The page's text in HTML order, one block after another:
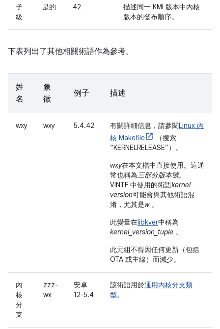
子
級
是的 42
描述同一 KMI 版本中內核
版本的發布順序。
下表列出了其他相關術語作為參考。
姓
名
象
徵
例子 描述
wxy wxy 5.4.42 有關詳細信息，請參閱Linux 內
核 Makefile
（搜索
“KERNELRELEASE”）。
wxy在本文檔中直接使用。這通
常也稱為三部分版本號。
VINTF 中使用的術語kernel
version可能會與其他術語混
淆，尤其是w。
此變量在libkver中稱為
kernel_version_tuple 。
此元組不得因任何更新（包括
OTA 或主線）而減少。
內
核
分
支
zzz-
wx
安卓
12-5.4
該術語用於通用內核分支類
型。